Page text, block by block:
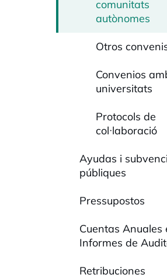
comunitats
autònomes
Otros
Convenios
universitats
Protocols de
col·laboració
Ayudas i
públiques
Pressupostos
Cuentas Anuales
Informes de
Retribuciones